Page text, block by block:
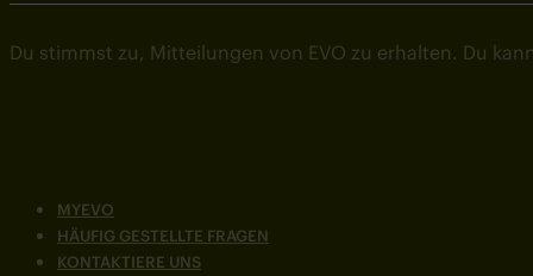
MYEVO
HÄUFIG GESTELLTE FRAGEN
KONTAKTIERE UNS
Du stimmst zu, Mitteilungen von EVO zu erhalten. Du